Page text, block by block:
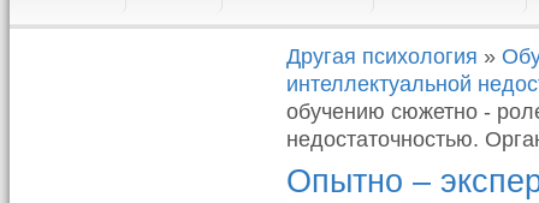
Другая психология »
интеллектуальной
обучению сюжетно -
недостаточностью.
Опытно –